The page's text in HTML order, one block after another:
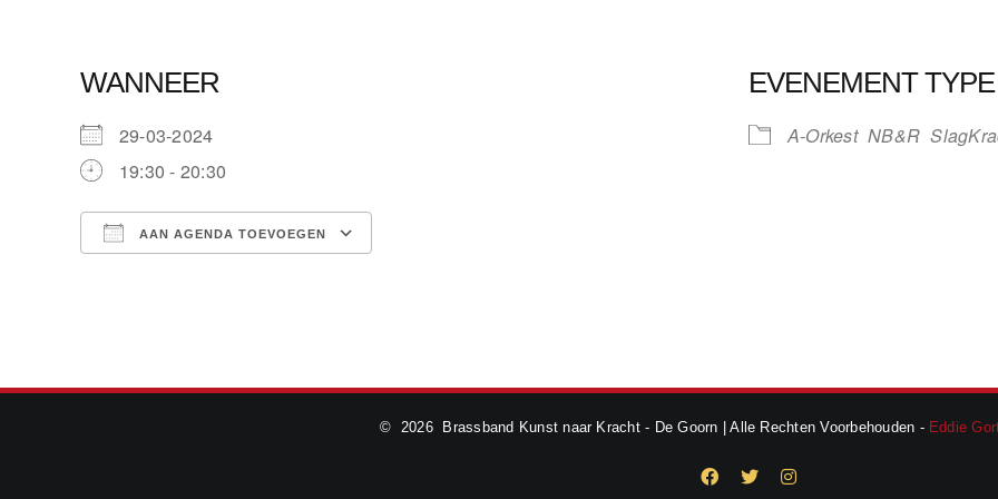
WANNEER
29-03-2024
19:30 - 20:30
AAN AGENDA TOEVOEGEN
EVENEMENT TYPE
A-Orkest NB&R
© 2026 Brassband Kunst naar Kracht - De Goorn | Alle Rechten Voorbehouden - Eddie
Facebook
X Instagram